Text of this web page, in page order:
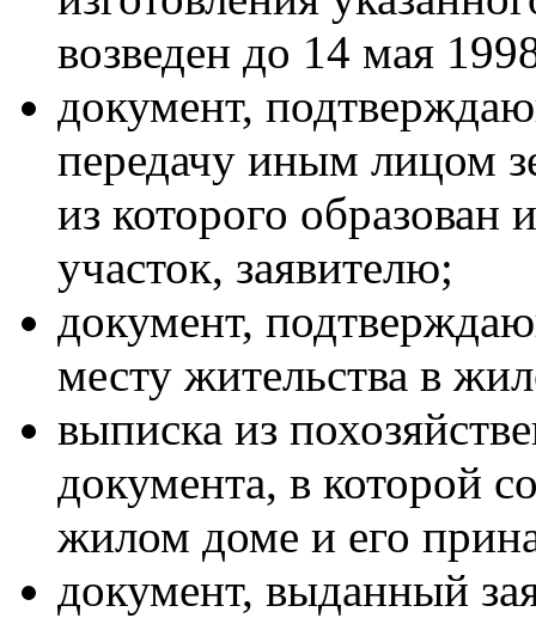
возведен до 14 мая
документ,
передачу иным лицом
из которого
участок, заявителю;
документ,
месту жительства в
выписка из
документа, в которой
жилом доме и его
документ, выданный